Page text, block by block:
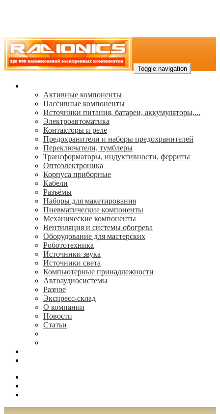
Toggle navigation
Активные компоненты
Пассивные компоненты
Источники питания, батареи, аккумуляторы,...
Электроавтоматика
Контакторы и реле
Предохранители и наборы предохранителей
Переключатели, тумблеры
Трансформаторы, индуктивности, ферриты
Oптоэлектроника
Корпуса приборные
Кабели
Разъёмы
Наборы для макетирования
Пневматические компоненты
Механические компоненты
Вентиляция и системы обогрева
Оборудование для мастерских
Робототехника
Источники звука
Источники света
Компьютерные принадлежности
Автоаудиосистемы
Разное
Экспресс-склад
О компании
Новости
Статьи